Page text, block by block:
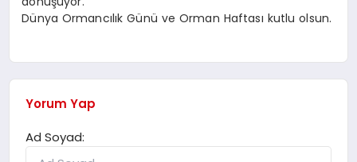
Dünya Ormancılık Günü ve Orman Haftası kutlu olsun.
Yorum Yap
Ad Soyad: